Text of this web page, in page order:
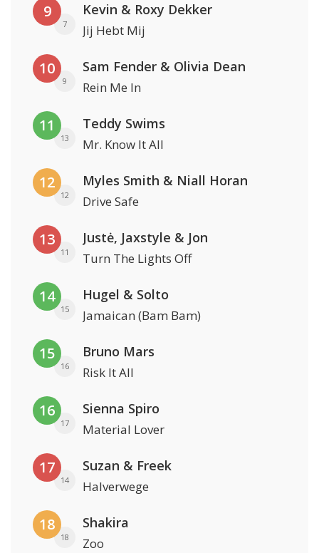
9
7
Kevin & Roxy Dekker
Jij Hebt Mij
10
9
Sam Fender & Olivia Dean
Rein Me In
11
13
Teddy Swims
Mr. Know It All
12
12
Myles Smith & Niall Horan
Drive Safe
13
11
Justė, Jaxstyle & Jon
Turn The Lights Off
14
15
Hugel & Solto
Jamaican (Bam Bam)
15
16
Bruno Mars
Risk It All
16
17
Sienna Spiro
Material Lover
17
14
Suzan & Freek
Halverwege
18
18
Shakira
Zoo